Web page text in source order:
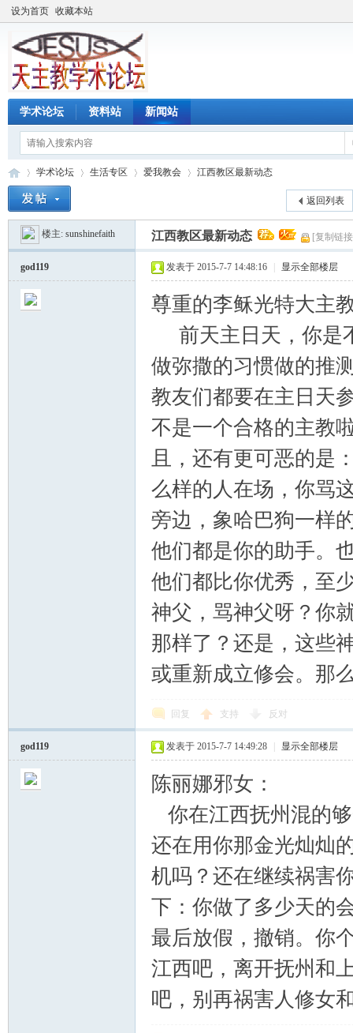
设为首页 收藏本站
学术论坛 资料站 新闻站
»
学术论坛
›
生活专区 爱我教会
›
江西教区最新动态
返回列表
楼主: sunshinefaith 江西教区最新动态 [复制链
god119 发表于 2015-7-7 14:48:16 显示全部楼层
尊重的李稣光特大主
前天主日天，你是
做弥撒的习惯做的推
教友们都要在主日天
不是一个合格的主教
且，还有更可恶的是
么样的人在场，你骂
旁边，象哈巴狗一样
他们都是你的助手。
他们都比你优秀，至
神父，骂神父呀？你
那样了？还是，这些
或重新成立修会。那
回复 支持 反对
god119 发表于 2015-7-7 14:49:28 显示全部楼层
陈丽娜邪女：
你在江西抚州混的
还在用你那金光灿灿
机吗？还在继续祸害
下：你做了多少天的
最后放假，撤销。你
江西吧，离开抚州和
吧，别再祸害人修女